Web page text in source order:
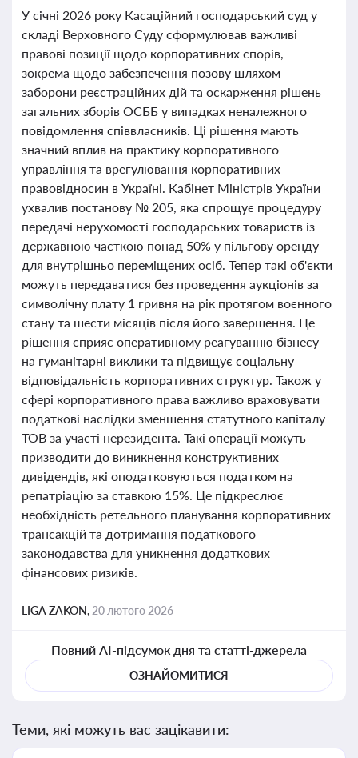
У січні 2026 року Касаційний господарський суд у
складі Верховного Суду сформулював важливі
правові позиції щодо корпоративних спорів,
зокрема щодо забезпечення позову шляхом
заборони реєстраційних дій та оскарження рішень
загальних зборів ОСББ у випадках неналежного
повідомлення співвласників. Ці рішення мають
значний вплив на практику корпоративного
управління та врегулювання корпоративних
правовідносин в Україні. Кабінет Міністрів України
ухвалив постанову № 205, яка спрощує процедуру
передачі нерухомості господарських товариств із
державною часткою понад 50% у пільгову оренду
для внутрішньо переміщених осіб. Тепер такі об'єкти
можуть передаватися без проведення аукціонів за
символічну плату 1 гривня на рік протягом воєнного
стану та шести місяців після його завершення. Це
рішення сприяє оперативному реагуванню бізнесу
на гуманітарні виклики та підвищує соціальну
відповідальність корпоративних структур. Також у
сфері корпоративного права важливо враховувати
податкові наслідки зменшення статутного капіталу
ТОВ за участі нерезидента. Такі операції можуть
призводити до виникнення конструктивних
дивідендів, які оподатковуються податком на
репатріацію за ставкою 15%. Це підкреслює
необхідність ретельного планування корпоративних
трансакцій та дотримання податкового
законодавства для уникнення додаткових
фінансових ризиків.
LIGA ZAKON, 20 лютого 2026
Повний AI-підсумок дня та статті-джерела
ОЗНАЙОМИТИСЯ
Теми, які можуть вас зацікавити: